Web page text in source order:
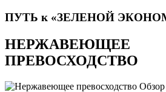
ПУТЬ к «ЗЕЛЕНОЙ
НЕРЖАВЕЮЩЕЕ
ПРЕВОСХОДСТВО